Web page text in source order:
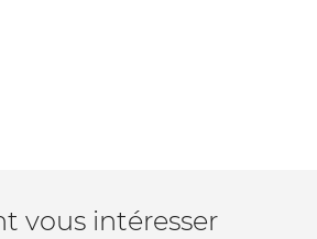
vous intéresser